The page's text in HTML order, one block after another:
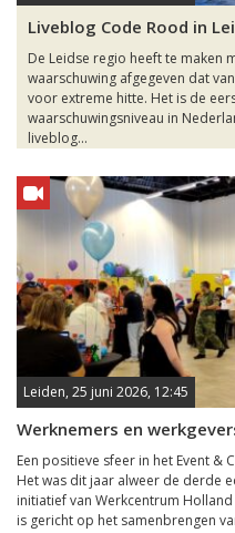
Liveblog Code Rood in
De Leidse regio heeft te maken
waarschuwing afgegeven dat
voor extreme hitte. Het is de
waarschuwingsniveau in
liveblog...
Leiden, 25 juni 2026, 12:45
Werknemers en
Een positieve sfeer in het Event &
Het was dit jaar alweer de derde
initiatief van Werkcentrum
is gericht op het samenbrengen